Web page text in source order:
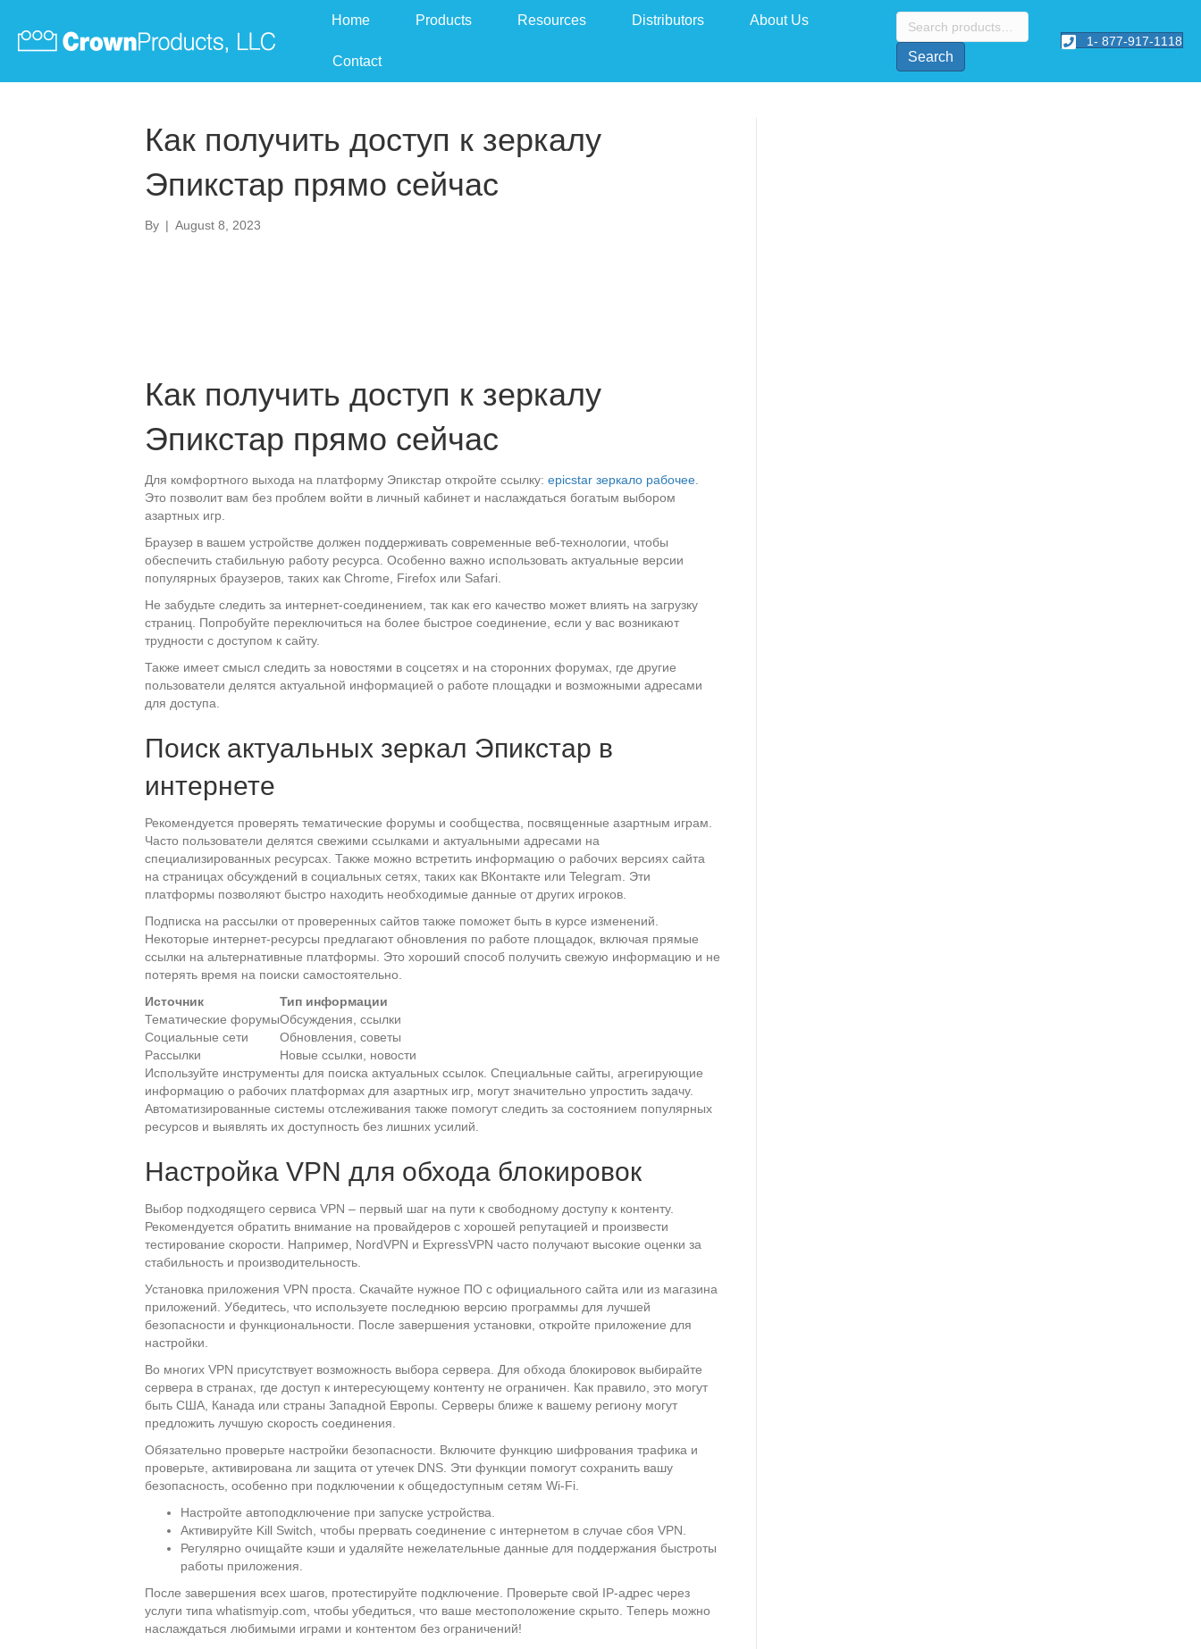
Home Products Resources Distributors About Us
Contact
Search
for:
Search
1- 877-917-1118
Как получить доступ к зеркалу
Эпикстар прямо сейчас
By | August 8, 2023
Как получить доступ к зеркалу
Эпикстар прямо сейчас
Для комфортного выхода на платформу Эпикстар откройте ссылку: epicstar зеркало рабочее
Это позволит вам без проблем войти в личный кабинет и наслаждаться богатым выбором
азартных игр.
Браузер в вашем устройстве должен поддерживать современные веб-технологии, чтобы
обеспечить стабильную работу ресурса. Особенно важно использовать актуальные версии
популярных браузеров, таких как Chrome, Firefox или Safari.
Не забудьте следить за интернет-соединением, так как его качество может влиять на загрузку
страниц. Попробуйте переключиться на более быстрое соединение, если у вас возникают
трудности с доступом к сайту.
Также имеет смысл следить за новостями в соцсетях и на сторонних форумах, где другие
пользователи делятся актуальной информацией о работе площадки и возможными адресами
для доступа.
Поиск актуальных зеркал Эпикстар в
интернете
Рекомендуется проверять тематические форумы и сообщества, посвященные азартным играм.
Часто пользователи делятся свежими ссылками и актуальными адресами на
специализированных ресурсах. Также можно встретить информацию о рабочих версиях сайта
на страницах обсуждений в социальных сетях, таких как ВКонтакте или Telegram. Эти
платформы позволяют быстро находить необходимые данные от других игроков.
Подписка на рассылки от проверенных сайтов также поможет быть в курсе изменений.
Некоторые интернет-ресурсы предлагают обновления по работе площадок, включая прямые
ссылки на альтернативные платформы. Это хороший способ получить свежую информацию и не
потерять время на поиски самостоятельно.
Источник
Тип информации
Тематические форумыОбсуждения, ссылки
Социальные сети
Обновления, советы
Рассылки
Новые ссылки, новости
Используйте инструменты для поиска актуальных ссылок. Специальные сайты, агрегирующие
информацию о рабочих платформах для азартных игр, могут значительно упростить задачу.
Автоматизированные системы отслеживания также помогут следить за состоянием популярных
ресурсов и выявлять их доступность без лишних усилий.
Настройка VPN для обхода блокировок
Выбор подходящего сервиса VPN – первый шаг на пути к свободному доступу к контенту.
Рекомендуется обратить внимание на провайдеров с хорошей репутацией и произвести
тестирование скорости. Например, NordVPN и ExpressVPN часто получают высокие оценки за
стабильность и производительность.
Установка приложения VPN проста. Скачайте нужное ПО с официального сайта или из магазина
приложений. Убедитесь, что используете последнюю версию программы для лучшей
безопасности и функциональности. После завершения установки, откройте приложение для
настройки.
Во многих VPN присутствует возможность выбора сервера. Для обхода блокировок выбирайте
сервера в странах, где доступ к интересующему контенту не ограничен. Как правило, это могут
быть США, Канада или страны Западной Европы. Серверы ближе к вашему региону могут
предложить лучшую скорость соединения.
Обязательно проверьте настройки безопасности. Включите функцию шифрования трафика и
проверьте, активирована ли защита от утечек DNS. Эти функции помогут сохранить вашу
безопасность, особенно при подключении к общедоступным сетям Wi-Fi.
Настройте автоподключение при запуске устройства.
Активируйте Kill Switch, чтобы прервать соединение с интернетом в случае сбоя VPN.
Регулярно очищайте кэши и удаляйте нежелательные данные для поддержания быстроты
работы приложения.
После завершения всех шагов, протестируйте подключение. Проверьте свой IP-адрес через
услуги типа whatismyip.com, чтобы убедиться, что ваше местоположение скрыто. Теперь можно
наслаждаться любимыми играми и контентом без ограничений!